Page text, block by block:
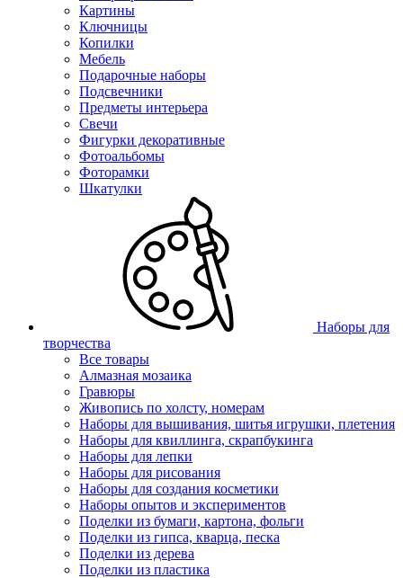
Картины
Ключницы
Копилки
Мебель
Подарочные наборы
Подсвечники
Предметы интерьера
Свечи
Фигурки декоративные
Фотоальбомы
Фоторамки
Шкатулки
Наборы для
творчества
Все товары
Алмазная мозаика
Гравюры
Живопись по холсту, номерам
Наборы для вышивания, шитья игрушки, плетения
Наборы для квиллинга, скрапбукинга
Наборы для лепки
Наборы для рисования
Наборы для создания косметики
Наборы опытов и экспериментов
Поделки из бумаги, картона, фольги
Поделки из гипса, кварца, песка
Поделки из дерева
Поделки из пластика